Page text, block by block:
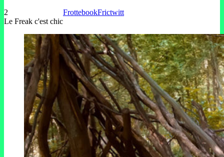
2
Le Freak c'est chic
FrottebookFrictwitt